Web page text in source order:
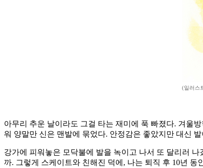
(일러스
아무리 추운 날이라도 그걸 타는 재미에 푹 빠졌다. 겨울
워 양말만 신은 맨발에 묶었다. 안정감은 좋았지만 대신
강가에 피워놓은 모닥불에 발을 녹이고 나서 또 달리러
까. 그렇게 스케이트와 친해진 덕에, 나는 퇴직 후 10년